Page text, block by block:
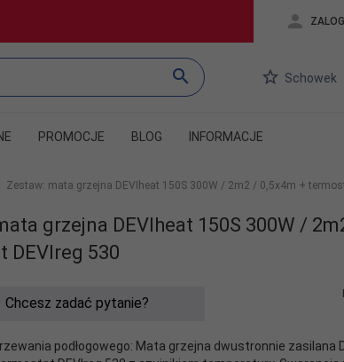
Schowek
PROMOCJE BLOG INFORMACJE
Zestaw: mata grzejna DEVIheat 150S 300W / 2m2 / 0,5x4m +
grzejna DEVIheat 150S 300W /
DEVIreg 530
Chcesz zadać pytanie?
podłogowego: Mata grzejna dwustronnie zasilana